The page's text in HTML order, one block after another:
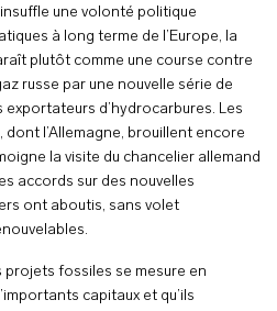
une volonté politique
à long terme de l’Europe, la
plutôt comme une course contre
russe par une nouvelle série de
exportateurs d’hydrocarbures. Les
l’Allemagne, brouillent encore
la visite du chancelier allemand
accords sur des nouvelles
ont aboutis, sans volet
projets fossiles se mesure en
capitaux et qu’ils